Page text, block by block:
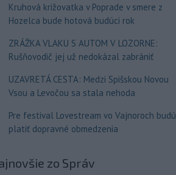
Kruhová križovatka v Poprade v smere z
Hozelca bude hotová budúci rok
ZRÁŽKA VLAKU S AUTOM V LOZORNE:
Rušňovodič jej už nedokázal zabrániť
UZAVRETÁ CESTA: Medzi Spišskou Novou
Vsou a Levočou sa stala nehoda
Pre festival Lovestream vo Vajnoroch budú
platiť dopravné obmedzenia
zo Správ